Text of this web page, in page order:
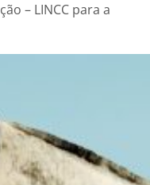
– LINCC para a